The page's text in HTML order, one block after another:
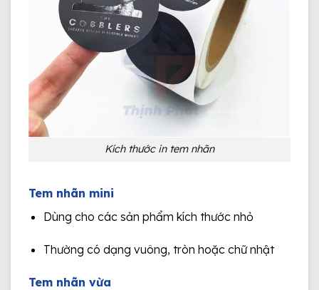
Kích thước in tem nhãn
Tem nhãn mini
Dùng cho các sản phẩm kích thước nhỏ
Thường có dạng vuông, tròn hoặc chữ nhật
Tem nhãn vừa